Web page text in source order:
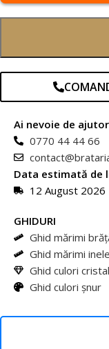
Ai nevoie de
0770 44 44 66
Data estimată de
12 August 2026
GHIDURI
Ghid mărimi
Ghid mărimi inele
Ghid culori
Ghid culori șnur